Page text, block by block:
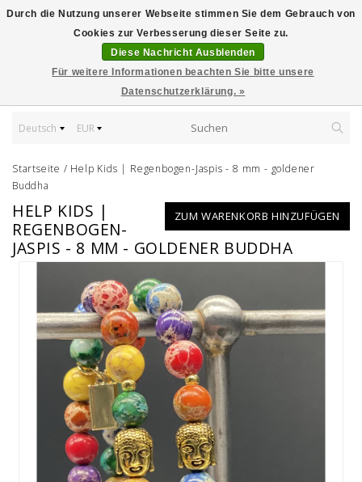
Deutsch EUR
Startseite / Help Kids | Regenbogen-Jaspis - 8 mm - goldener
Buddha
ZUM WARENKORB HINZUFÜGEN
HELP KIDS |
REGENBOGEN-
JASPIS - 8 MM - GOLDENER BUDDHA
Durch die Nutzung unserer Webseite stimmen Sie dem Gebrauch von
Cookies zur Verbesserung dieser Seite zu.
Diese Nachricht Ausblenden
Für weitere Informationen beachten Sie bitte unsere
Datenschutzerklärung. »